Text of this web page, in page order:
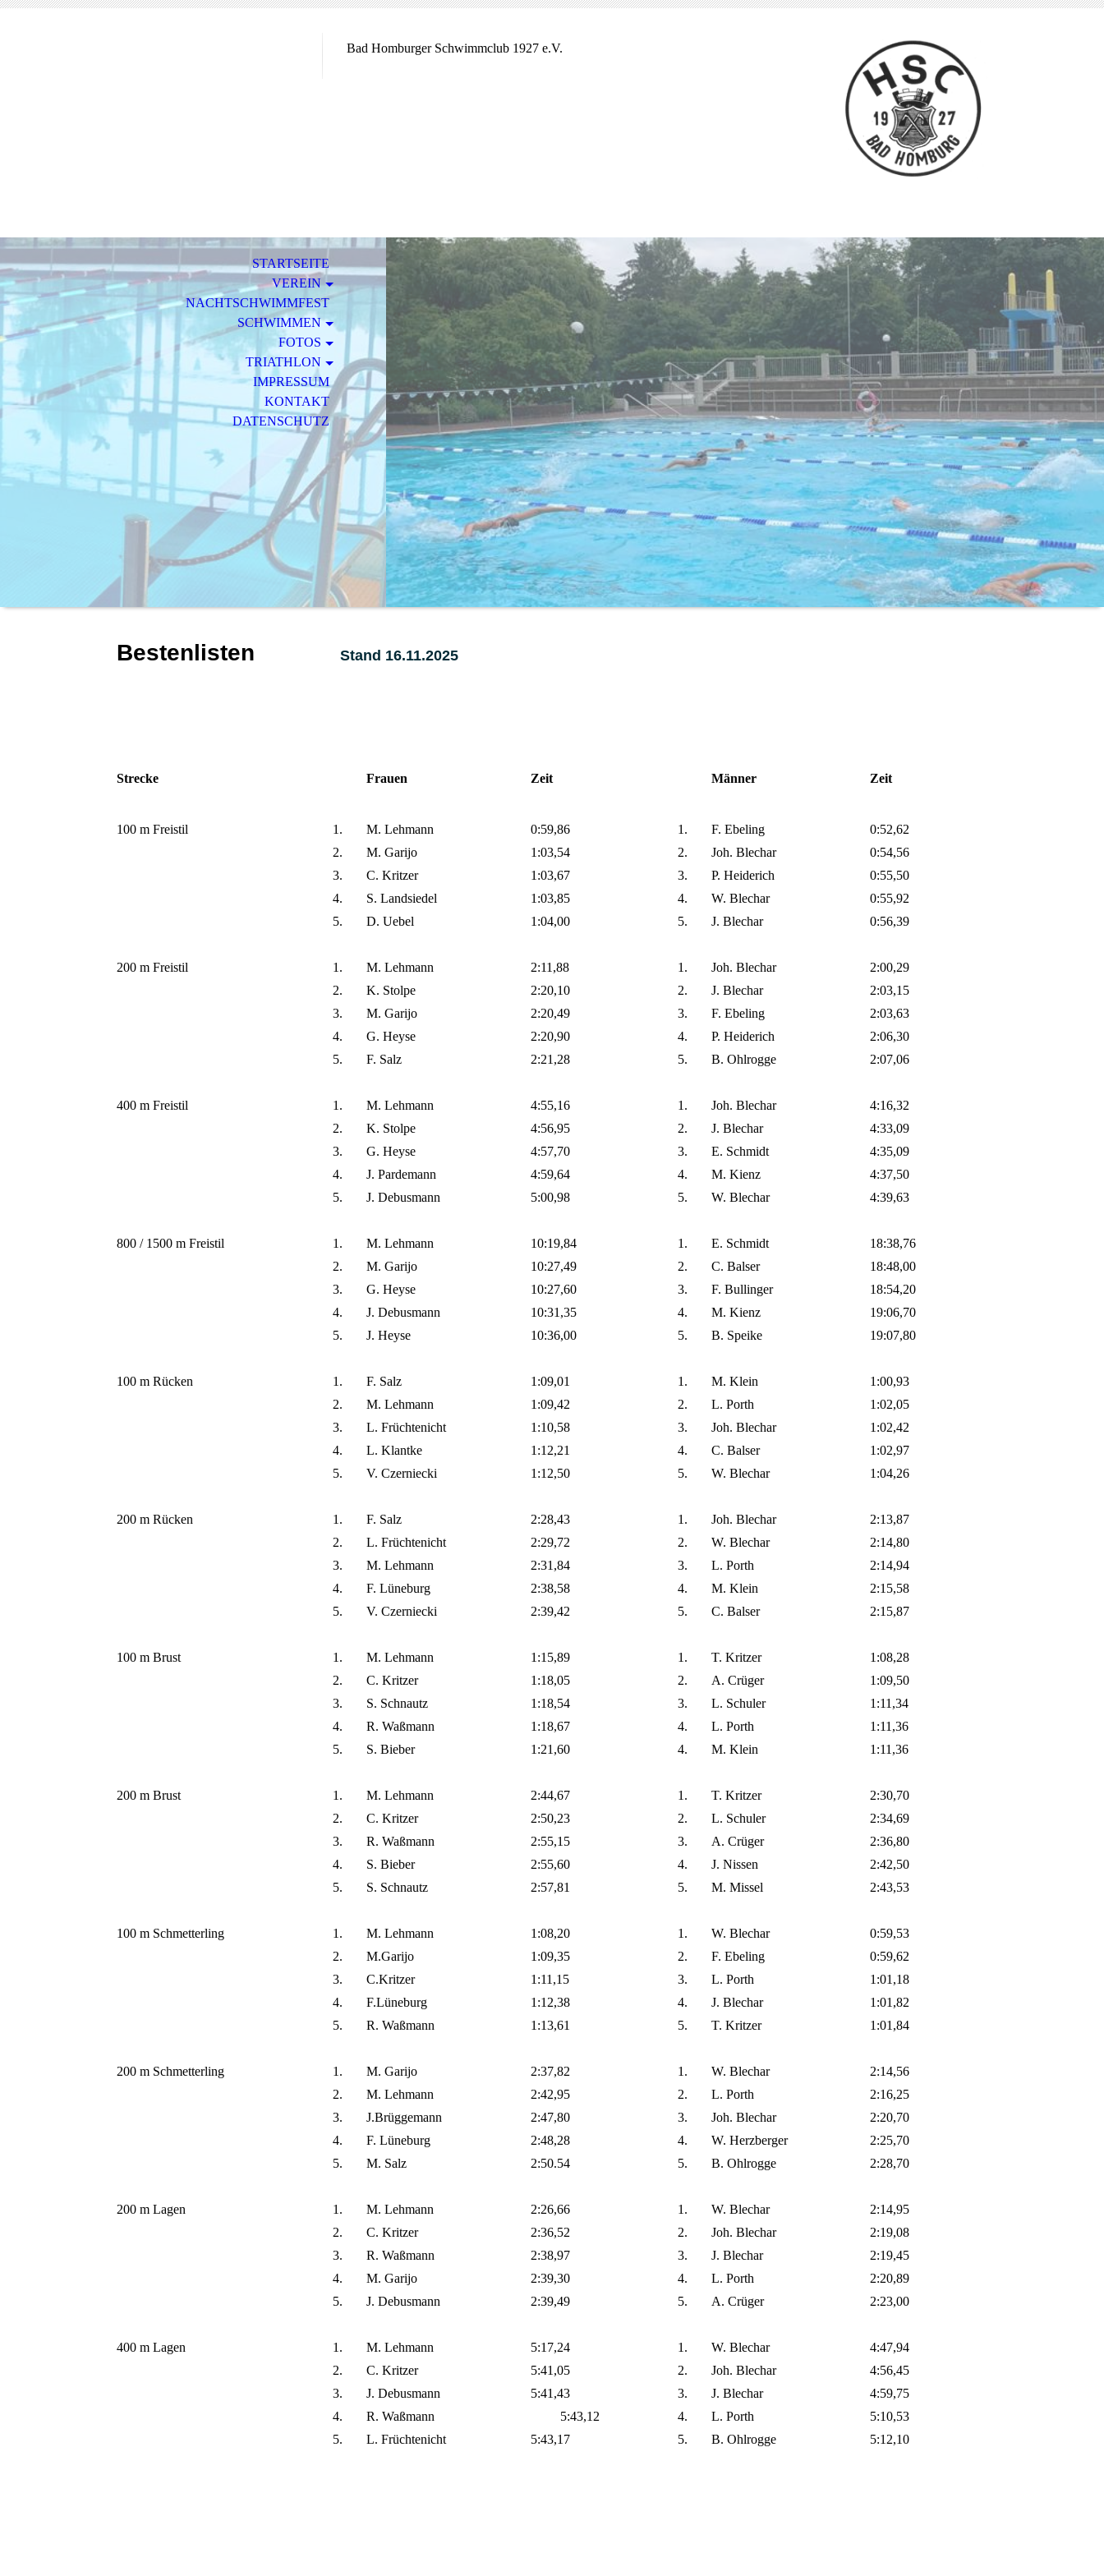
Bad Homburger Schwimmclub 1927 e.V.
STARTSEITE
VEREIN
NACHTSCHWIMMFEST
SCHWIMMEN
FOTOS
TRIATHLON
IMPRESSUM
KONTAKT
DATENSCHUTZ
Bestenlisten Stand 16.11.2025
Strecke Frauen Zeit Männer Zeit
100 m Freistil 1. M. Lehmann 0:59,86 1. F. Ebeling
0:52,62
2.
M. Garijo 1:03,54 2. Joh. Blechar
0:54,56
3.
C. Kritzer 1:03,67 3. P. Heiderich
0:55,50
4.
S. Landsiedel 1:03,85 4. W. Blechar
0:55,92
5.
D. Uebel 1:04,00 5. J. Blechar 0:56,39
200 m Freistil 1. M. Lehmann 2:11,88 1. Joh. Blechar
2:00,29
2.
K. Stolpe 2:20,10 2. J. Blechar
2:03,15
3.
M. Garijo 2:20,49 3. F. Ebeling
2:03,63
4.
G. Heyse 2:20,90 4. P. Heiderich
2:06,30
5.
F. Salz 2:21,28 5. B. Ohlrogge 2:07,06
400 m Freistil 1. M. Lehmann 4:55,16 1. Joh. Blechar
4:16,32
2.
K. Stolpe 4:56,95 2. J. Blechar
4:33,09
3.
G. Heyse 4:57,70 3. E. Schmidt
4:35,09
4.
J. Pardemann 4:59,64 4. M. Kienz
4:37,50
5.
J. Debusmann 5:00,98 5. W. Blechar 4:39,63
800 / 1500 m Freistil 1. M. Lehmann 10:19,84 1. E. Schmidt
18:38,76
2.
M. Garijo 10:27,49 2. C. Balser
18:48,00
3.
G. Heyse 10:27,60 3. F. Bullinger
18:54,20
4.
J. Debusmann 10:31,35 4. M. Kienz
19:06,70
5.
J. Heyse 10:36,00 5. B. Speike 19:07,80
100 m Rücken 1. F. Salz 1:09,01 1. M. Klein
1:00,93
2.
M. Lehmann 1:09,42 2. L. Porth
1:02,05
3.
L. Früchtenicht 1:10,58 3. Joh. Blechar
1:02,42
4.
L. Klantke 1:12,21 4. C. Balser
1:02,97
5.
V. Czerniecki 1:12,50 5. W. Blechar 1:04,26
200 m Rücken 1. F. Salz 2:28,43 1. Joh. Blechar
2:13,87
2.
L. Früchtenicht 2:29,72 2. W. Blechar
2:14,80
3.
M. Lehmann 2:31,84 3. L. Porth
2:14,94
4.
F. Lüneburg 2:38,58 4. M. Klein
2:15,58
5.
V. Czerniecki 2:39,42 5. C. Balser 2:15,87
100 m Brust 1. M. Lehmann 1:15,89 1. T. Kritzer
1:08,28
2.
C. Kritzer 1:18,05 2. A. Crüger
1:09,50
3.
S. Schnautz 1:18,54 3. L. Schuler
1:11,34
4.
R. Waßmann 1:18,67 4. L. Porth
1:11,36
5.
S. Bieber 1:21,60 4. M. Klein 1:11,36
200 m Brust 1. M. Lehmann 2:44,67 1. T. Kritzer
2:30,70
2.
C. Kritzer 2:50,23 2. L. Schuler
2:34,69
3.
R. Waßmann 2:55,15 3. A. Crüger
2:36,80
4.
S. Bieber 2:55,60 4. J. Nissen
2:42,50
5.
S. Schnautz 2:57,81 5. M. Missel 2:43,53
100 m Schmetterling 1. M. Lehmann 1:08,20 1. W. Blechar
0:59,53
2.
M.Garijo 1:09,35 2. F. Ebeling
0:59,62
3.
C.Kritzer 1:11,15 3. L. Porth
1:01,18
4.
F.Lüneburg 1:12,38 4. J. Blechar
1:01,82
5.
R. Waßmann 1:13,61 5. T. Kritzer 1:01,84
200 m Schmetterling 1. M. Garijo 2:37,82 1. W. Blechar
2:14,56
2.
M. Lehmann 2:42,95 2. L. Porth
2:16,25
3.
J.Brüggemann 2:47,80 3. Joh. Blechar
2:20,70
4.
F. Lüneburg 2:48,28 4. W. Herzberger
2:25,70
5.
M. Salz 2:50.54 5. B. Ohlrogge 2:28,70
200 m Lagen 1. M. Lehmann 2:26,66 1. W. Blechar
2:14,95
2.
C. Kritzer 2:36,52 2. Joh. Blechar
2:19,08
3.
R. Waßmann 2:38,97 3. J. Blechar
2:19,45
4.
M. Garijo 2:39,30 4. L. Porth
2:20,89
5.
J. Debusmann 2:39,49 5. A. Crüger 2:23,00
400 m Lagen 1. M. Lehmann 5:17,24 1. W. Blechar
4:47,94
2.
C. Kritzer 5:41,05 2. Joh. Blechar
4:56,45
3.
J. Debusmann 5:41,43 3. J. Blechar
4:59,75
4.
R. Waßmann 5:43,12 4. L. Porth
5:10,53
5.
L. Früchtenicht 5:43,17 5. B. Ohlrogge 5:12,10